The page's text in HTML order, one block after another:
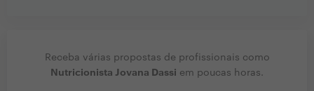
Receba várias propostas de profissionais como
Nutricionista Jovana Dassi em poucas horas.